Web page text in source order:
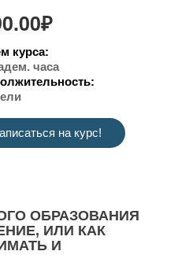
курса:
часа
на курс!
ОБРАЗОВАНИЯ
ИЛИ КАК
И